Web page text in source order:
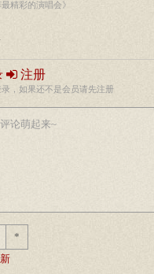
最精彩的演唱会》
注册
，如果还不是会员请先注册
*